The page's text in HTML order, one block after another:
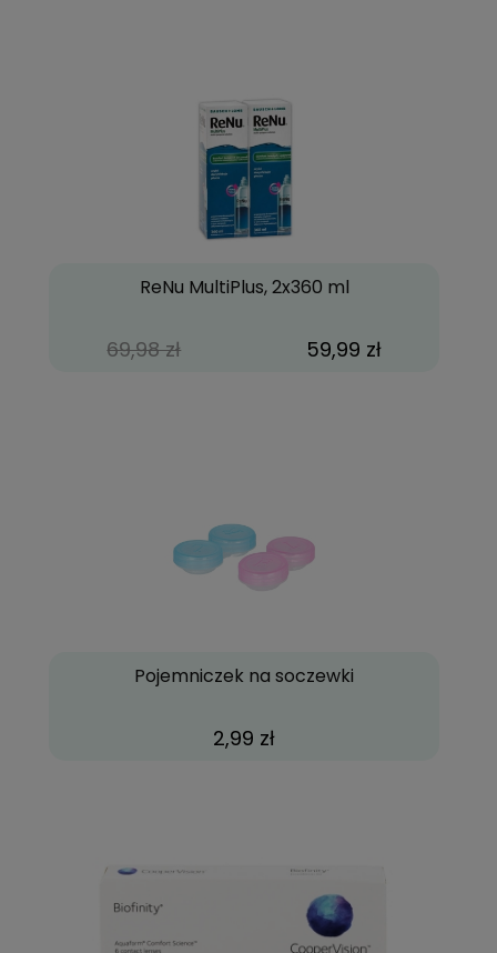
ReNu MultiPlus, 2x360 ml
69,98 zł 59,99 zł
Pojemniczek na soczewki
2,99 zł